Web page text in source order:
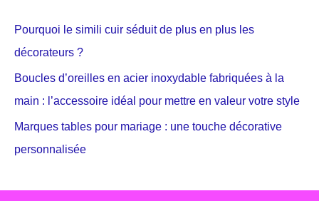
Pourquoi le simili cuir séduit de plus en plus les
décorateurs ?
Boucles d’oreilles en acier inoxydable fabriquées à la
main : l’accessoire idéal pour mettre en valeur votre style
Marques tables pour mariage : une touche décorative
personnalisée